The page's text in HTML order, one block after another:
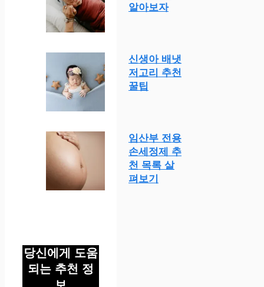
알아보자
신생아 배냇
저고리 추천
꿀팁
임산부 전용
손세정제 추
천 목록 살
펴보기
당신에게 도움
되는 추천 정